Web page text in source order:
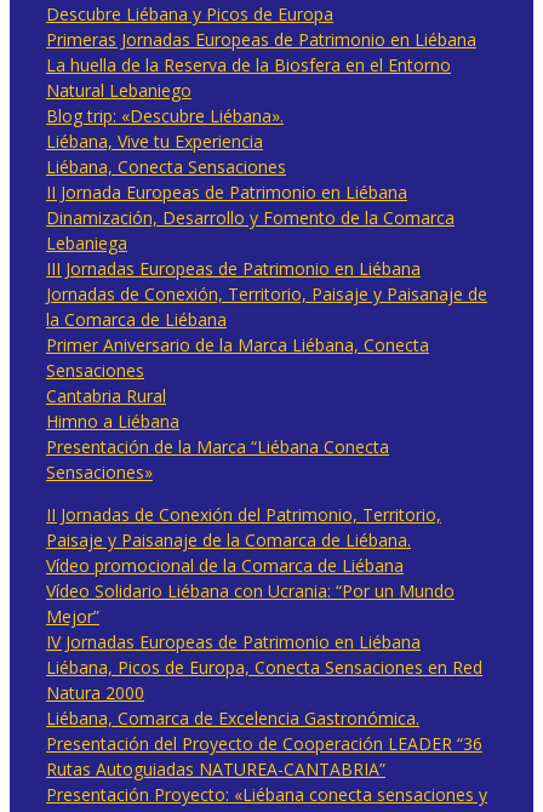
Descubre Liébana y Picos de Europa
Primeras Jornadas Europeas de Patrimonio en Liébana
La huella de la Reserva de la Biosfera en el Entorno
Natural Lebaniego
Blog trip: «Descubre Liébana».
Liébana, Vive tu Experiencia
Liébana, Conecta Sensaciones
II Jornada Europeas de Patrimonio en Liébana
Dinamización, Desarrollo y Fomento de la Comarca
Lebaniega
III Jornadas Europeas de Patrimonio en Liébana
Jornadas de Conexión, Territorio, Paisaje y Paisanaje de
la Comarca de Liébana
Primer Aniversario de la Marca Liébana, Conecta
Sensaciones
Cantabria Rural
Himno a Liébana
Presentación de la Marca “Liébana Conecta
Sensaciones»
II Jornadas de Conexión del Patrimonio, Territorio,
Paisaje y Paisanaje de la Comarca de Liébana.
Vídeo promocional de la Comarca de Liébana
Vídeo Solidario Liébana con Ucrania: “Por un Mundo
Mejor”
IV Jornadas Europeas de Patrimonio en Liébana
Liébana, Picos de Europa, Conecta Sensaciones en Red
Natura 2000
Liébana, Comarca de Excelencia Gastronómica.
Presentación del Proyecto de Cooperación LEADER “36
Rutas Autoguiadas NATUREA-CANTABRIA”
Presentación Proyecto: «Liébana conecta sensaciones y